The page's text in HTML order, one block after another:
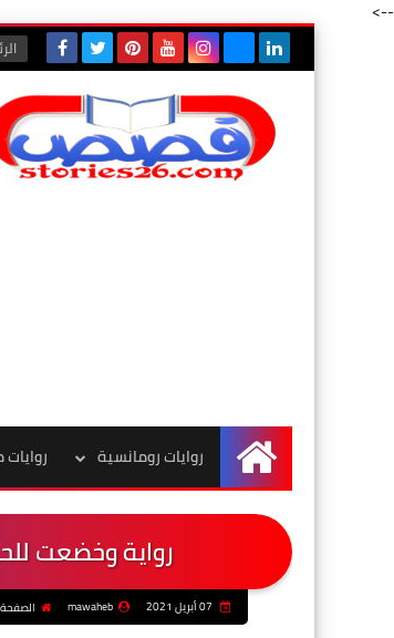
-->
الرئيسية
روايات رومانسية
رواية وخضعت
mawaheb